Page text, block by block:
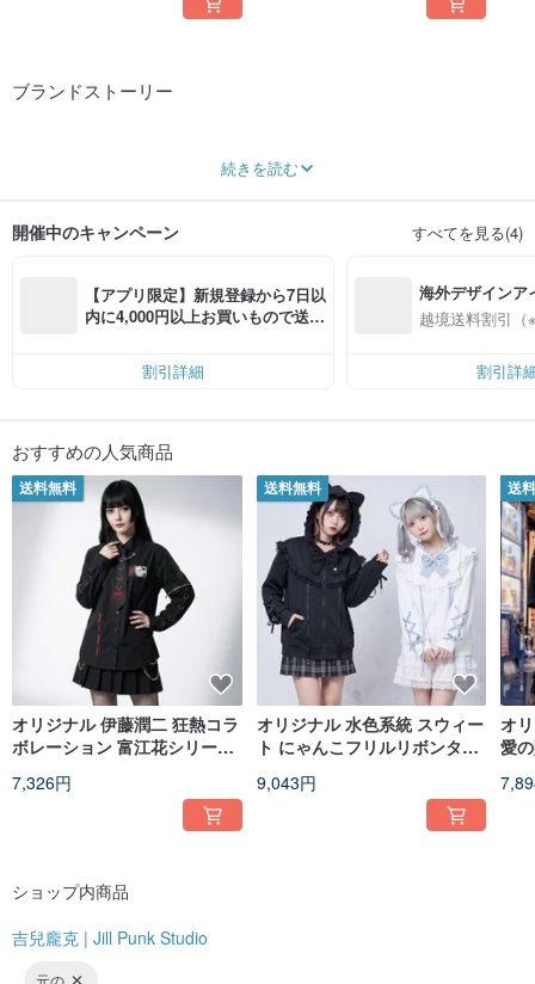
ブランドストーリー
2004年の設立以来、私達自身日本スタイルの影響を深く受け、図案は多くの日
本特有のカラフルな色や驚くような柄を使用しています。特定のスタイルだけ
距離を近づける努力をしています。私達はもっと多くの方が日常的に簡単にパ
Instagram @jillpunkxloli
続きを読む
開催中のキャンペーン すべてを見る(4)
【アプリ限定】新規登録から7日以
内に4,000円以上お買いもので送料
割引詳細
海外デザインア
入
越境送料割引（
割引詳
おすすめの人気商品
送料無料
オリジナル 伊藤潤二 狂熱コラ
ボレーション 富江花シリーズ
外し可能袖シャツ JJIT01
7,326円
送料無料
オリジナル 水色系統 スウィー
ト にゃんこフリルリボンタイ
きパーカー JJ2578
9,043円
送
オ
愛
ペ
ショップ内商品
吉兒龐克 | Jill Punk Studio
元の